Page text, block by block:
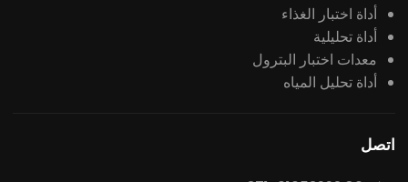
أداة اختبار الغذاء
أداة تحليلية
معدات اختبار البترول
أداة تحليل المياه
اتصل